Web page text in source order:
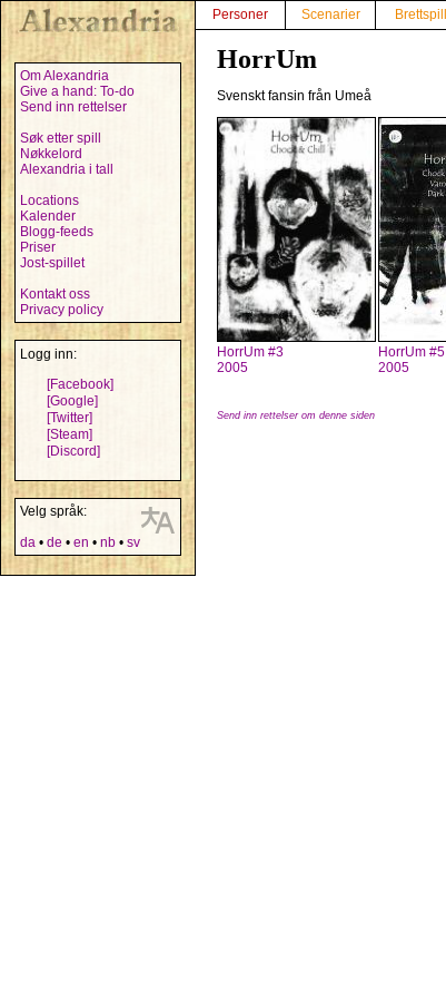
Om Alexandria
Give a hand: To-do
Send inn rettelser
Søk etter spill
Nøkkelord
Alexandria i tall
Locations
Kalender
Blogg-feeds
Priser
Jost-spillet
Kontakt oss
Privacy policy
Logg inn:
[Facebook]
[Google]
[Twitter]
[Steam]
[Discord]
Velg språk:
da • de • en • nb • sv
Personer Scenarier Brettspill
HorrUm
Svenskt fansin från Umeå
HorrUm #3
2005
HorrUm #5
2005
Send inn rettelser om denne siden